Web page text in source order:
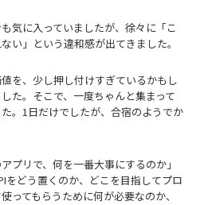
気に入っていましたが、徐々に「こ
い」という違和感が出てきました。
を、少し押し付けすぎているかもし
た。そこで、一度ちゃんと集まって
。 1日だけでしたが、 合宿のようでか
プリで、何を一番大事にするのか」
をどう置くのか、どこを目指してプロ
ってもらうために何が必要なのか、